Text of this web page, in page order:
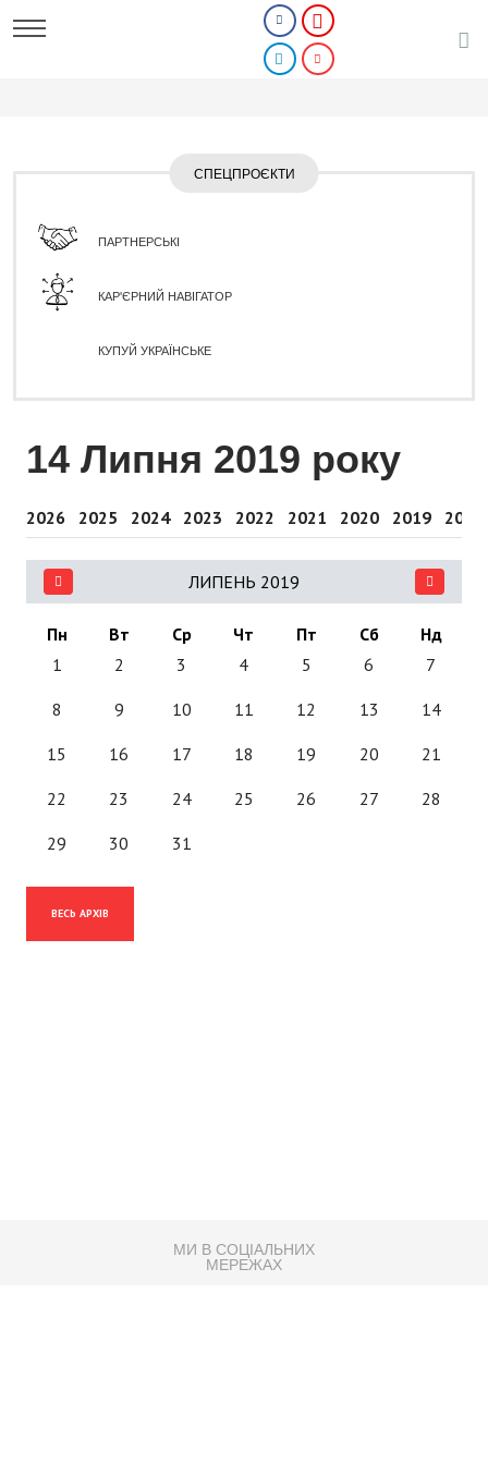
СПЕЦПРОЄКТИ
ПАРТНЕРСЬКІ
КАР'ЄРНИЙ НАВІГАТОР
КУПУЙ УКРАЇНСЬКЕ
14 Липня 2019 року
2026 2025 2024 2023 2022 2021 2020 2019 2018
ЛИПЕНЬ 2019
Пн Вт Ср Чт Пт Сб
Нд
1
2 3 4 5 6 7
8 9 10 11 12 13 14
15 16 17 18 19 20 21
22 23 24 25 26 27 28
29 30 31
ВЕСЬ АРХІВ
МИ В СОЦІАЛЬНИХ
МЕРЕЖАХ